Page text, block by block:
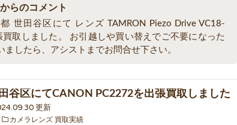
らのコメント
世田谷区にて レンズ TAMRON Piezo Drive VC18-
買取しました。 お引越しや買い替えでご不要になった
ましたら、アシストまでお問合せ下さい。
谷区にてCANON PC2272を出張買取しました
更新
カメラレンズ 買取実績